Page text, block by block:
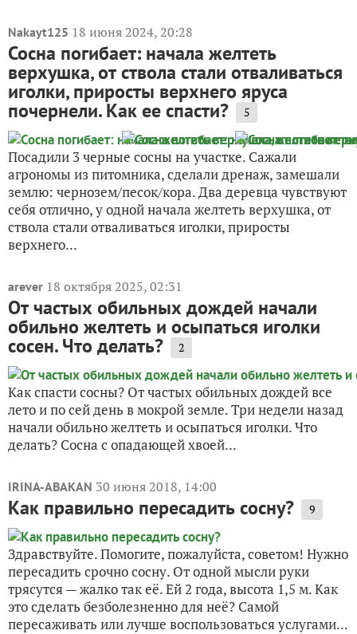
Nakayt125 18 июня 2024, 20:28
Сосна погибает: начала желтеть
верхушка, от ствола стали отваливаться
иголки, приросты верхнего яруса
почернели. Как ее спасти? 5
Посадили 3 черные сосны на участке. Сажали
агрономы из питомника, сделали дренаж, замешали
землю: чернозем/песок/кора. Два деревца чувствуют
себя отлично, у одной начала желтеть верхушка, от
ствола стали отваливаться иголки, приросты
верхнего...
arever 18 октября 2025, 02:31
От частых обильных дождей начали
обильно желтеть и осыпаться иголки
сосен. Что делать? 2
Как спасти сосны? От частых обильных дождей все
лето и по сей день в мокрой земле. Три недели назад
начали обильно желтеть и осыпаться иголки. Что
делать? Сосна с опадающей хвоей...
IRINA-ABAKAN 30 июня 2018, 14:00
Как правильно пересадить сосну? 9
Здравствуйте. Помогите, пожалуйста, советом! Нужно
пересадить срочно сосну. От одной мысли руки
трясутся — жалко так её. Ей 2 года, высота 1,5 м. Как
это сделать безболезненно для неё? Самой
пересаживать или лучше воспользоваться услугами...